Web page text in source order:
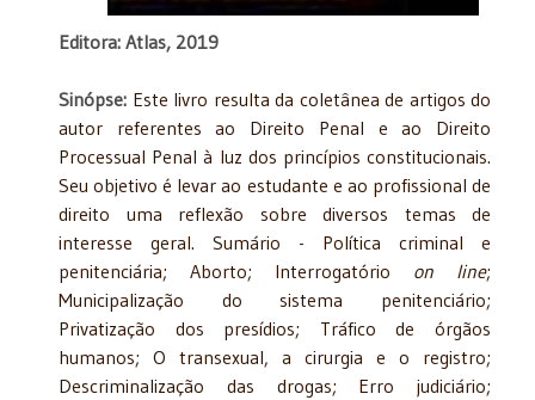
Editora: Atlas, 2019
Sinópse: Este livro resulta da coletânea de artigos do
autor referentes ao Direito Penal e ao Direito
Processual Penal à luz dos princípios constitucionais.
Seu objetivo é levar ao estudante e ao profissional de
direito uma reflexão sobre diversos temas de
interesse geral. Sumário - Política criminal e
penitenciária; Aborto; Interrogatório on line;
Municipalização do sistema penitenciário;
Privatização dos presídios; Tráfico de órgãos
humanos; O transexual, a cirurgia e o registro;
Descriminalização das drogas; Erro judiciário;